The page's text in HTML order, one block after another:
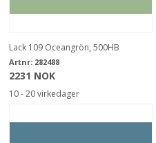
Lack 109 Oceangrön, 500HB
Artnr: 282488
2231 NOK
10 - 20 virkedager